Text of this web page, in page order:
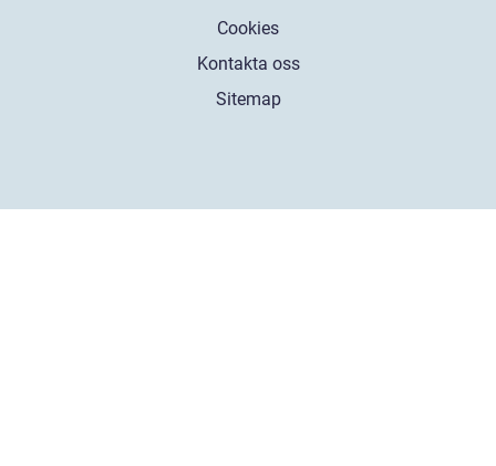
Cookies
Kontakta oss
Sitemap